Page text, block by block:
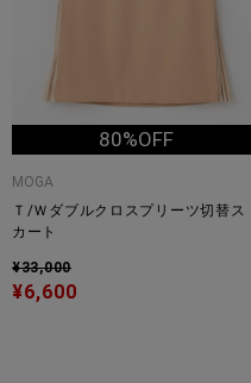
80%OFF
MOGA
Ｔ/Ｗダブルクロスプリーツ切替ス
カート
¥33,000
¥6,600